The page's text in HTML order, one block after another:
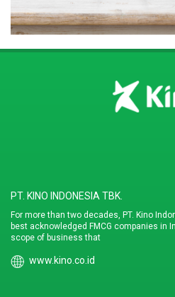
PT. KINO INDONESIA TBK.
For more than two decades, PT. Kino
best acknowledged FMCG companies in
scope of business that
www.kino.co.id